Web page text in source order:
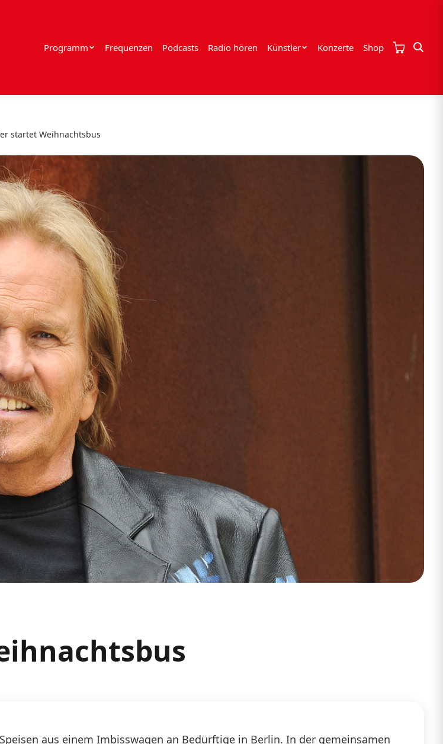
Programm Frequenzen Podcasts Radio hören Künstler Konzerte Shop
startet Weihnachtsbus
aus einem Imbisswagen an Bedürftige in Berlin. In der gemeinsamen